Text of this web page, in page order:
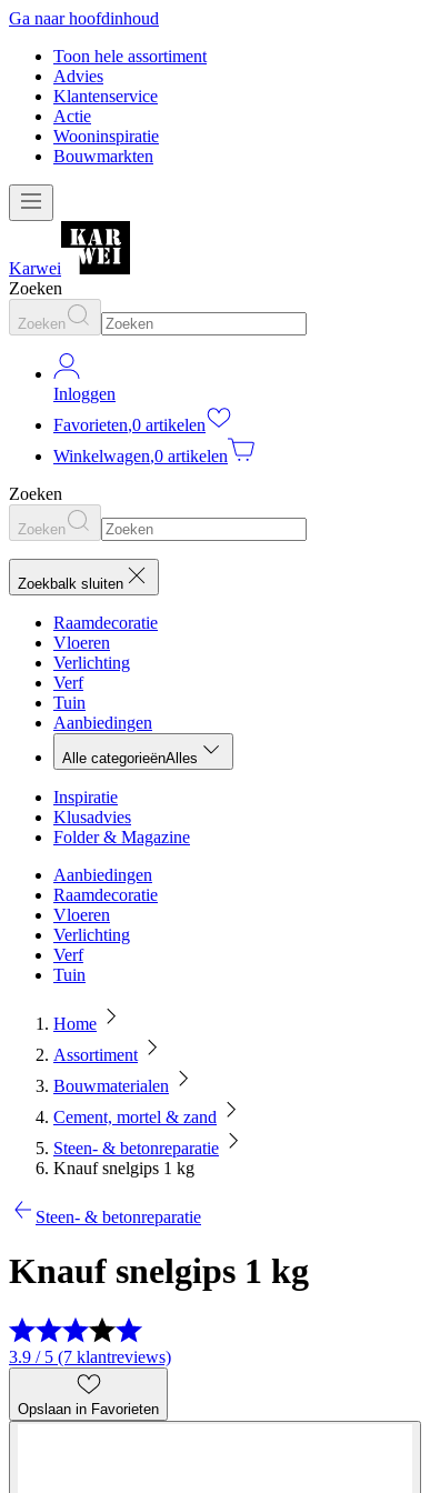
Ga naar hoofdinhoud
Toon hele assortiment
Advies
Klantenservice
Actie
Wooninspiratie
Bouwmarkten
Karwei
Zoeken
Zoeken
Inloggen
Favorieten,0 artikelen
Winkelwagen,0 artikelen
Zoeken
Zoeken
Zoekbalk sluiten
Raamdecoratie
Vloeren
Verlichting
Verf
Tuin
Aanbiedingen
Alle categorieënAlles
Inspiratie
Klusadvies
Folder & Magazine
Aanbiedingen
Raamdecoratie
Vloeren
Verlichting
Verf
Tuin
Home
Assortiment
Bouwmaterialen
Cement, mortel & zand
Steen- & betonreparatie
Knauf snelgips 1 kg
Steen- & betonreparatie
Knauf snelgips 1 kg
3.9 / 5 (7 klantreviews)
Opslaan in Favorieten